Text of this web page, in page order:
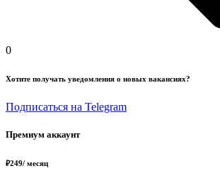
0
Хотите получать уведомления о новых вакансиях?
Подписаться на Telegram
Премиум аккаунт
₽249/ месяц